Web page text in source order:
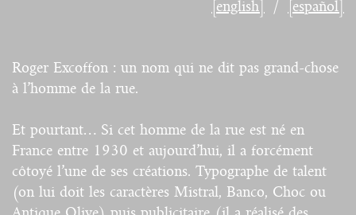
[english] [español]
Roger Excoffon : un nom qui ne dit pas grand-chose
à l’homme de la rue.
Et pourtant… Si cet homme de la rue est né en
France entre 1930 et aujourd’hui, il a forcément
côtoyé l’une de ses créations. Typographe de talent
(on lui doit les caractères Mistral, Banco, Choc ou